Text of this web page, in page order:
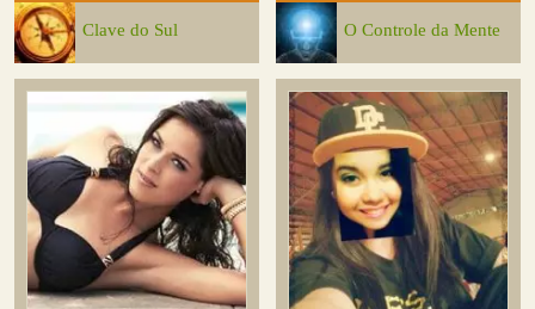
Clave do Sul O Controle da Mente